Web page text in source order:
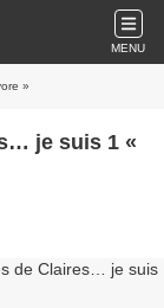
MENU
»
je suis 1 «